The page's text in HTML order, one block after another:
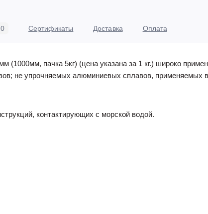
0 Сертификаты Доставка Оплата
пачка 5кг) (цена указана за 1 кг.) широко
не упрочняемых алюминиевых сплавов, применяемых
контактирующих с морской водой.